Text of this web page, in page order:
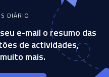
DIÁRIO
e-mail o resumo das
de actividades,
mais.